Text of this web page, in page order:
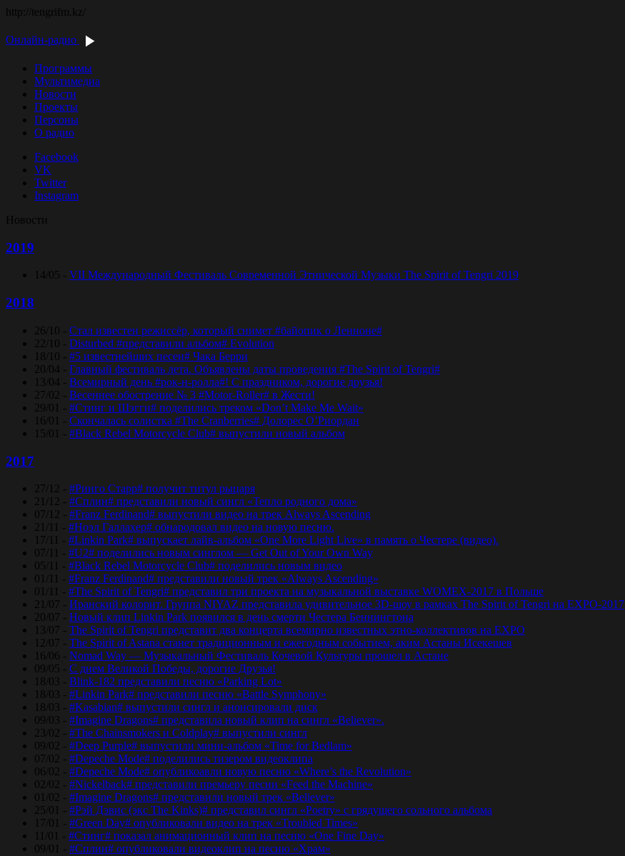
http://tengrifm.kz/
Онлайн-радио
Программы
Мультимедиа
Новости
Проекты
Персоны
О радио
Facebook
VK
Twitter
Instagram
Новости
2019
14/05 - VII Международный Фестиваль Современной Этнической Музыки The Spirit of Tengri 2019
2018
26/10 - Стал известен режиссёр, который снимет #байопик о Ленноне#
22/10 - Disturbed #представили альбом# Evolution
18/10 - #5 известнейших песен# Чака Берри
20/04 - Главный фестиваль лета. Объявлены даты проведения #The Spirit of Tengri#
13/04 - Всемирный день #рок-н-ролла#! С праздником, дорогие друзья!
27/02 - Весеннее обострение № 3 #Motor-Roller# в Жести!
29/01 - #Стинг и Шэгги# поделились треком «Don’t Make Me Wait»
16/01 - Скончалась солистка #The Cranberries# Долорес O’Риордан
15/01 - #Black Rebel Motorcycle Club# выпустили новый альбом
2017
27/12 - #Ринго Старр# получит титул рыцаря
21/12 - #Сплин# представили новый сингл «Тепло родного дома»
07/12 - #Franz Ferdinand# выпустили видео на трек Always Ascending
21/11 - #Ноэл Галлахер# обнародовал видео на новую песню.
17/11 - #Linkin Park# выпускает лайв-альбом «One More Light Live» в память о Честере (видео).
07/11 - #U2# поделились новым синглом — Get Out of Your Own Way
05/11 - #Black Rebel Motorcycle Club# поделились новым видео
01/11 - #Franz Ferdinand# представили новый трек «Always Ascending»
01/11 - #The Spirit of Tengri# представил три проекта на музыкальной выставке WOMEX-2017 в Польше
21/07 - Иранский колорит. Группа NIYAZ представила удивительное 3D-шоу в рамках The Spirit of Tengri на EXPO-2017
20/07 - Новый клип Linkin Park появился в день смерти Честера Беннингтона
13/07 - The Spirit of Tengri представит два концерта всемирно известных этно-коллективов на EXPO
12/07 - The Spirit of Astana станет традиционным и ежегодным событием, аким Астаны Исекешев
16/06 - Nomad Way — Музыкальный Фестиваль Кочевой Культуры прошел в Астане
09/05 - С днем Великой Победы, дорогие Друзья!
18/03 - Blink-182 представили песню «Parking Lot»
18/03 - #Linkin Park# представили песню «Bаttlе Sуmphоnу»
18/03 - #Kasabian# выпустили сингл и анонсировали диск
09/03 - #Imagine Dragons# представила новый клип на сингл «Believer».
23/02 - #The Chainsmokers и Coldplay# выпустили сингл
09/02 - #Deep Purple# выпустили мини-альбом «Time for Bedlam»
07/02 - #Depeche Mode# поделились тизером видеоклипа
06/02 - #Depeche Mode# опубликоавли новую песню «Where’s the Revolution»
02/02 - #Nickelback# представили премьеру песни «Feed the Machine»
01/02 - #Imagine Dragons# представили новый трек «Believer»
25/01 - #Рэй Дэвис (экс The Kinks)# представил сингл «Poetry» с грядущего сольного альбома
17/01 - #Green Day# опубликовали видео на трек «Troubled Times»
11/01 - #Стинг# показал анимационный клип на песню «One Fine Day»
09/01 - #Сплин# опубликовали видеоклип на песню «Храм»